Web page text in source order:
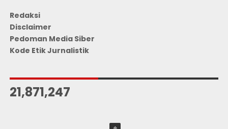
Redaksi
Disclaimer
Pedoman Media Siber
Kode Etik Jurnalistik
21,871,247